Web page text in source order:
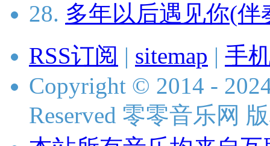
28. 多年以后遇见你(伴
RSS订阅 | sitemap | 手
Copyright © 2014 -
Reserved 零零音乐网